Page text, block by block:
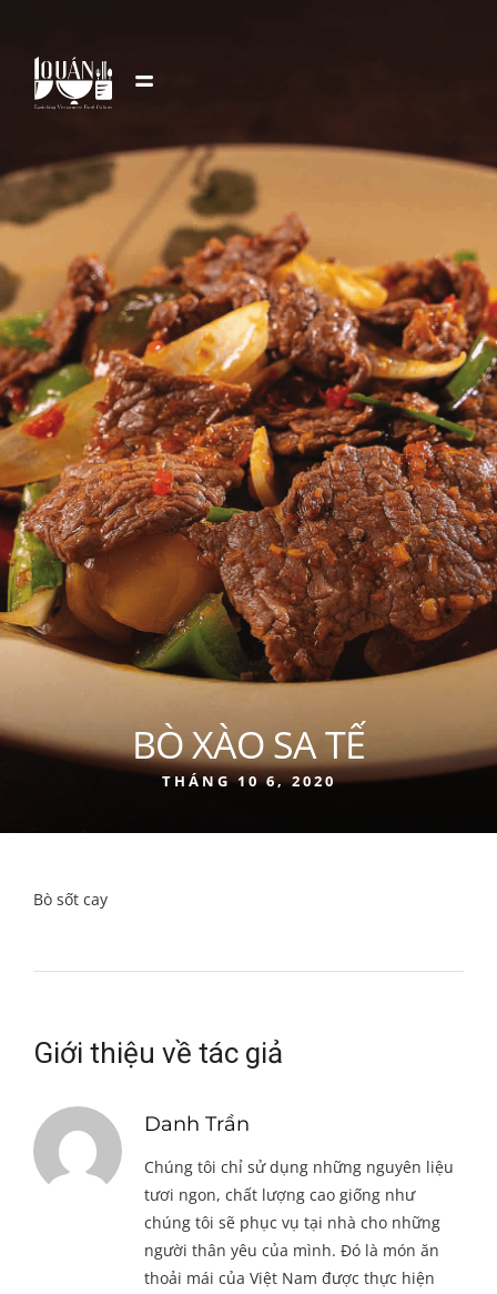
BÒ XÀO SA TẾ
THÁNG 10 6, 2020
Bò sốt cay
Giới thiệu về tác giả
Danh Trần
Chúng tôi chỉ sử dụng những nguyên liệu
tươi ngon, chất lượng cao giống như
chúng tôi sẽ phục vụ tại nhà cho những
người thân yêu của mình. Đó là món ăn
thoải mái của Việt Nam được thực hiện